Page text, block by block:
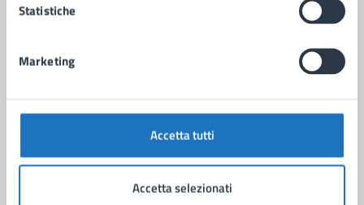
Statistiche
Marketing
Accetta tutti
Accetta selezionati
Associazioni presenti sul territorio
Elenco di associazioni culturali, teatrali, di volontariato,
militari e sportive